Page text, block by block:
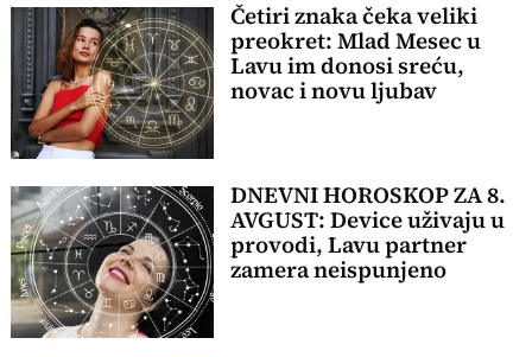
Četiri znaka čeka veliki
preokret: Mlad Mesec u
Lavu im donosi sreću,
novac i novu ljubav
DNEVNI HOROSKOP ZA 8.
AVGUST: Device uživaju u
provodi, Lavu partner
zamera neispunjeno